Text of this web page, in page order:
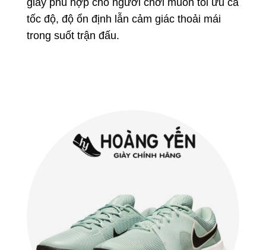
tốc độ, độ ổn định lẫn cảm giác thoải mái
trong suốt trận đấu.